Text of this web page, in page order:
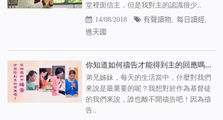
堂裡面信主，但是我對主的認識很少..
14/08/2018 有聲讀物, 每日讀經,
進天國
你知道如何禱告才能得到主的回應嗎（有聲讀物）
弟兄姊妹，每天的生活當中，什麼對我們
來說是最重要的呢？我想對於作為基督徒
的我們來說，誰也離不開禱告吧！因為禱
告..